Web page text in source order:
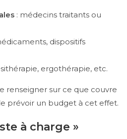
: médecins traitants ou
dispositifs
ergothérapie, etc.
renseigner sur ce que couvre
prévoir un budget à cet effet.
à charge »